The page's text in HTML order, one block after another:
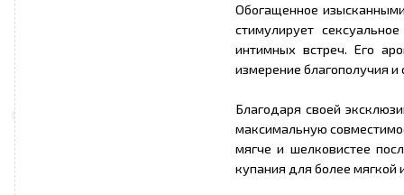
Обогащенное
стимулирует
интимных встреч. Его
измерение благополучия и
Благодаря своей
максимальную
мягче и шелковистее
купания для более мягкой